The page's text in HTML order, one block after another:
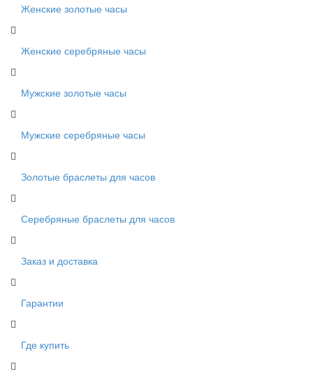
Женские золотые часы
Женские серебряные часы
Мужские золотые часы
Мужские серебряные часы
Золотые браслеты для часов
Серебряные браслеты для часов
Заказ и доставка
Гарантии
Где купить